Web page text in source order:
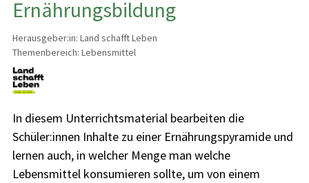
Ernährungsbildung
Herausgeber:in: Land schafft Leben
Themenbereich: Lebensmittel
In diesem Unterrichtsmaterial bearbeiten die
Schüler:innen Inhalte zu einer Ernährungspyramide und
lernen auch, in welcher Menge man welche
Lebensmittel konsumieren sollte, um von einem